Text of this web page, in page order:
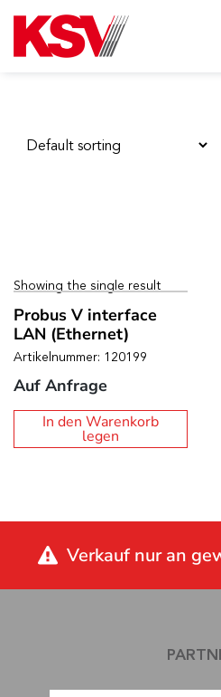
content
Showing the single result
Probus V interface
LAN (Ethernet)
Artikelnummer: 120199
Auf Anfrage
In den Warenkorb
legen
Verkauf nur an